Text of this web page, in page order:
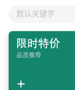
默认关键字